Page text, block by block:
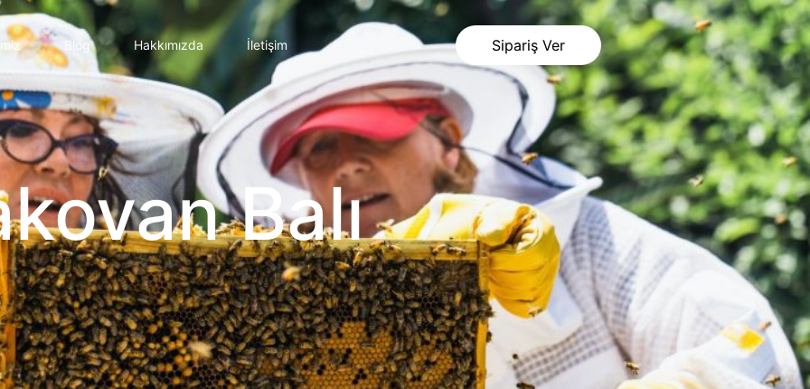
Blog Hakkımızda İletişim Sipariş Ver
Balı